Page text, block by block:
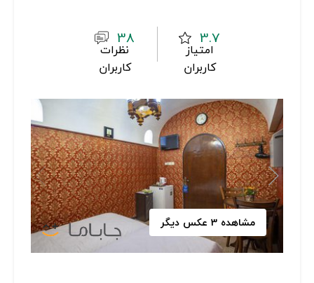
3.7
امتیاز
کاربران
38
نظرات
کاربران
مشاهده 3 عکس دیگر